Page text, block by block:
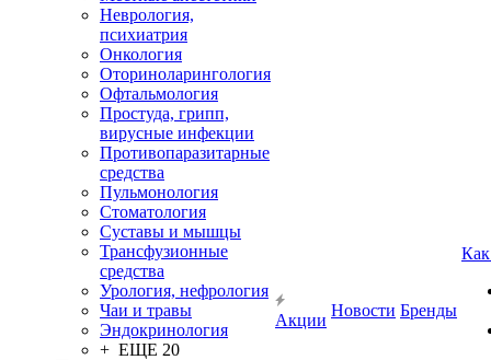
Неврология,
психиатрия
Онкология
Оториноларингология
Офтальмология
Простуда, грипп,
вирусные инфекции
Противопаразитарные
средства
Пульмонология
Стоматология
Суставы и мышцы
Трансфузионные
средства
Урология, нефрология
Чаи и травы
Эндокринология
+ ЕЩЕ 20
Акции
Новости Бренды